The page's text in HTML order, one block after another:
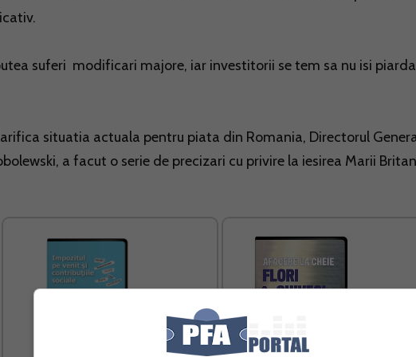
suferi modificari majore, iar investitorii se tem sa nu isi piarda
situatia actuala pentru piata din Romania, Directorul
a facut o serie de precizari cu privire la iesirea Marii